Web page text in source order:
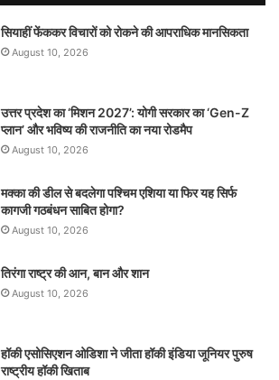
सियाहीं फेंककर विचारों को रोकने की आपराधिक मानसिकता
August 10, 2026
उत्तर प्रदेश का ‘मिशन 2027’: योगी सरकार का ‘Gen-Z
प्लान’ और भविष्य की राजनीति का नया रोडमैप
August 10, 2026
मक्का की डील से बदलेगा पश्चिम एशिया या फिर यह सिर्फ
कागजी गठबंधन साबित होगा?
August 10, 2026
तिरंगा राष्ट्र की आन, बान और शान
August 10, 2026
हॉकी एसोसिएशन ओडिशा ने जीता हॉकी इंडिया जूनियर पुरुष
राष्ट्रीय हॉकी खिताब